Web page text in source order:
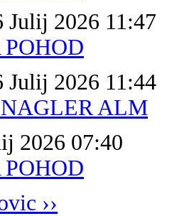
Julij 2026 11:47
Julij 2026 11:44
ALM
2026 07:40
››